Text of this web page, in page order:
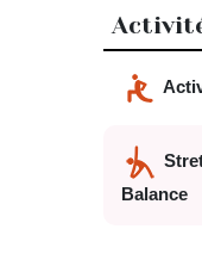
Balance